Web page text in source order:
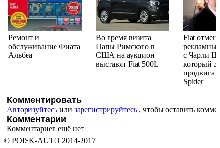
Ремонт и
обслуживание Фиата
Альбеа
Во время визита
Папы Римского в
США на аукцион
выставят Fiat 500L
Fiat
с Чарли
который
Spider
Комментировать
Авторизуйтесь или зарегистрируйтесь , чтобы оставить
Комментарии
Комментариев ещё нет
© POISK-AUTO 2014-2017